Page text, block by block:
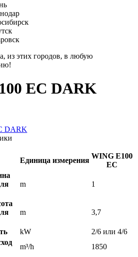
из этих городов, в любую
EC DARK
DARK
Единица измерения
WING E100
EC
m 1
m 3,7
kW
2/6 или 4/6
m³/h 1850